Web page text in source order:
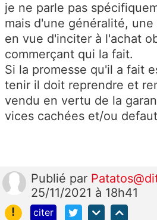
je ne parle pas
mais d'une généralité,
en vue d'inciter à l'achat
commerçant qui la fait.
Si la promesse qu'il a fait
tenir il doit reprendre et
vendu en vertu de la
vices cachées et/ou
Publié par
25/11/2021 à 18h41
!
citer